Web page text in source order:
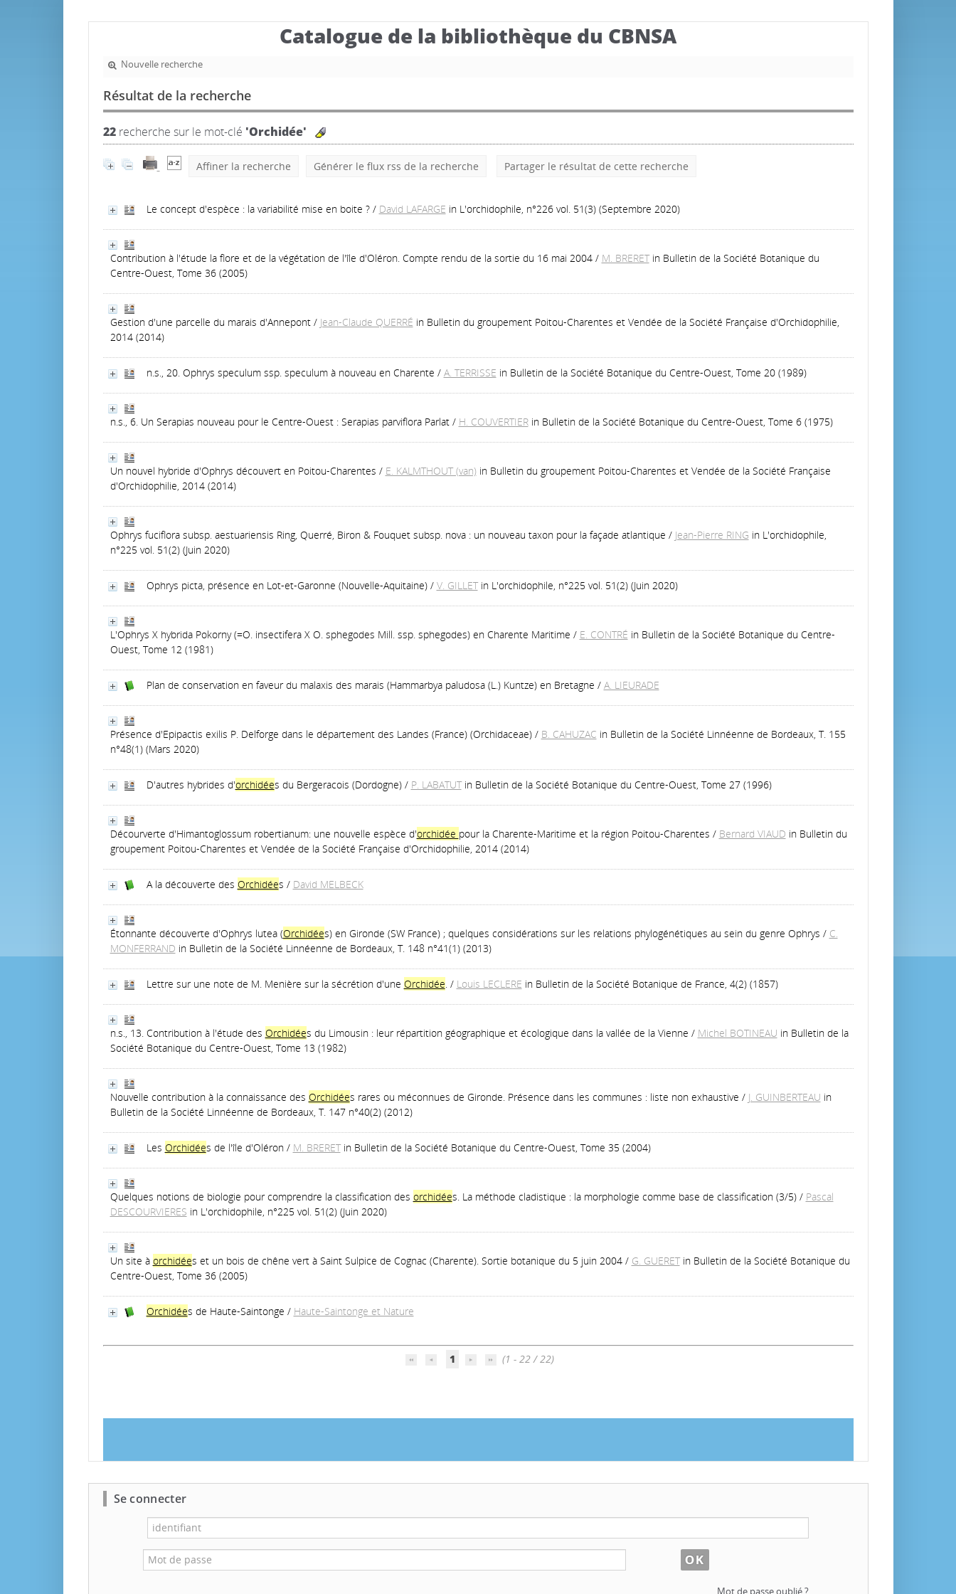
Catalogue de la bibliothèque du CBNSA
Nouvelle recherche
Résultat de la recherche
22recherche sur le mot-clé 'Orchidée'
Affiner la recherche Générer le flux rss de la recherche Partager le résultat de cette recherche
Le concept d'espèce : la variabilité mise en boite ?/ David LAFARGE in L'orchidophile, n°226 vol. 51(3) (Septembre 2020)
Contribution à l'étude la flore et de la végétation de l'île d'Oléron. Compte rendu de la sortie du 16 mai 2004/ M. BRERET in Bulletin de la Société Botanique du
Centre-Ouest, Tome 36 (2005)
Gestion d'une parcelle du marais d'Annepont/ Jean-Claude QUERRÉ in Bulletin du groupement Poitou-Charentes et Vendée de la Société Française d'Orchidophilie,
2014 (2014)
n.s., 20. Ophrys speculum ssp. speculum à nouveau en Charente / A. TERRISSE in Bulletin de la Société Botanique du Centre-Ouest, Tome 20 (1989)
n.s., 6. Un Serapias nouveau pour le Centre-Ouest : Serapias parviflora Parlat/ H. COUVERTIER in Bulletin de la Société Botanique du Centre-Ouest, Tome 6 (1975)
Un nouvel hybride d'Ophrys découvert en Poitou-Charentes / E. KALMTHOUT (van) in Bulletin du groupement Poitou-Charentes et Vendée de la Société Française
d'Orchidophilie, 2014 (2014)
Ophrys fuciflora subsp. aestuariensis Ring, Querré, Biron & Fouquet subsp. nova : un nouveau taxon pour la façade atlantique / Jean-Pierre RING in L'orchidophile,
n°225 vol. 51(2) (Juin 2020)
Ophrys picta, présence en Lot-et-Garonne (Nouvelle-Aquitaine)/ V. GILLET in L'orchidophile, n°225 vol. 51(2) (Juin 2020)
L'Ophrys X hybrida Pokorny (=O. insectifera X O. sphegodes Mill. ssp. sphegodes) en Charente Maritime / E. CONTRÉ in Bulletin de la Société Botanique du Centre-
Ouest, Tome 12 (1981)
Plan de conservation en faveur du malaxis des marais (Hammarbya paludosa (L.) Kuntze) en Bretagne / A. LIEURADE
Présence d'Epipactis exilis P. Delforge dans le département des Landes (France) (Orchidaceae)/ B. CAHUZAC in Bulletin de la Société Linnéenne de Bordeaux, T. 155
n°48(1) (Mars 2020)
D'autres hybrides d'orchidées du Bergeracois (Dordogne)/ P. LABATUT in Bulletin de la Société Botanique du Centre-Ouest, Tome 27 (1996)
Décourverte d'Himantoglossum robertianum: une nouvelle espèce d'orchidée pour la Charente-Maritime et la région Poitou-Charentes / Bernard VIAUD in Bulletin du
groupement Poitou-Charentes et Vendée de la Société Française d'Orchidophilie, 2014 (2014)
A la découverte des Orchidées / David MELBECK
Étonnante découverte d'Ophrys lutea (Orchidées) en Gironde (SW France) ; quelques considérations sur les relations phylogénétiques au sein du genre Ophrys / C.
MONFERRAND in Bulletin de la Société Linnéenne de Bordeaux, T. 148 n°41(1) (2013)
Lettre sur une note de M. Menière sur la sécrétion d'une Orchidée./ Louis LECLERE in Bulletin de la Société Botanique de France, 4(2) (1857)
n.s., 13. Contribution à l'étude des Orchidées du Limousin : leur répartition géographique et écologique dans la vallée de la Vienne / Michel BOTINEAU in Bulletin de la
Société Botanique du Centre-Ouest, Tome 13 (1982)
Nouvelle contribution à la connaissance des Orchidées rares ou méconnues de Gironde. Présence dans les communes : liste non exhaustive / J. GUINBERTEAU in
Bulletin de la Société Linnéenne de Bordeaux, T. 147 n°40(2) (2012)
Les Orchidées de l'île d'Oléron/ M. BRERET in Bulletin de la Société Botanique du Centre-Ouest, Tome 35 (2004)
Quelques notions de biologie pour comprendre la classification des orchidées. La méthode cladistique : la morphologie comme base de classification (3/5)/ Pascal
DESCOURVIERES in L'orchidophile, n°225 vol. 51(2) (Juin 2020)
Un site à orchidées et un bois de chêne vert à Saint Sulpice de Cognac (Charente). Sortie botanique du 5 juin 2004/ G. GUERET in Bulletin de la Société Botanique du
Centre-Ouest, Tome 36 (2005)
Orchidées de Haute-Saintonge / Haute-Saintonge et Nature
1 (1 - 22 / 22)
Se connecter
Mot de passe oublié ?